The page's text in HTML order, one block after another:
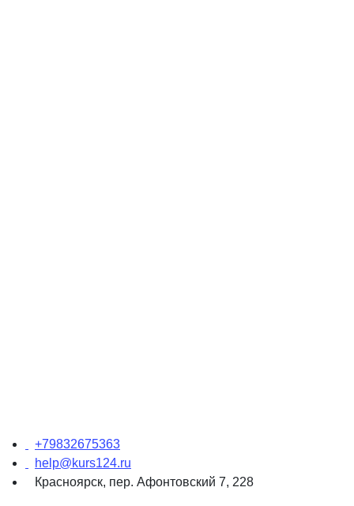
+79832675363
help@kurs124.ru
Красноярск, пер. Афонтовский 7, 228